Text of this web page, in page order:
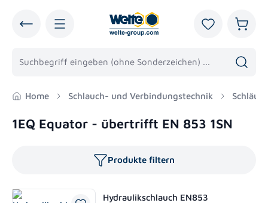
Du hast 0
Home Schlauch- und Verbindungstechnik
1EQ Equator - übertrifft EN 853 1SN
Produkte filtern
Hydraulikschlauch EN853